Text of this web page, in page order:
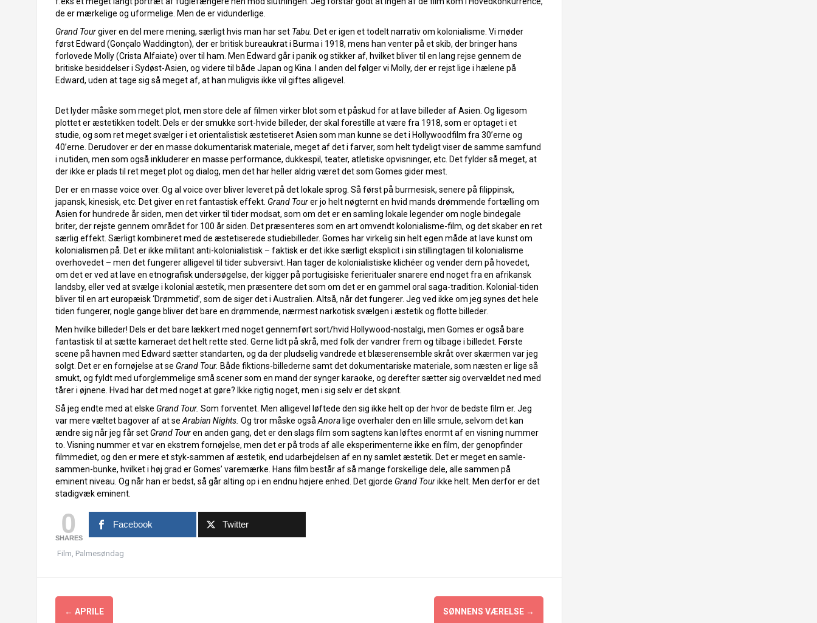
de er mærkelige og uformelige. Men de er vidunderlige.
Grand Tourgiver en del mere mening, særligt hvis man har set Tabu. Det er igen et todelt narrativ om kolonialisme. Vi møder
først Edward (Gonçalo Waddington), der er britisk bureaukrat i Burma i 1918, mens han venter på et skib, der bringer hans
forlovede Molly (Crista Alfaiate) over til ham. Men Edward går i panik og stikker af, hvilket bliver til en lang rejse gennem de
britiske besiddelser i Sydøst-Asien, og videre til både Japan og Kina. I anden del følger vi Molly, der er rejst lige i hælene på
Edward, uden at tage sig så meget af, at han muligvis ikke vil giftes alligevel.
Det lyder måske som meget plot, men store dele af filmen virker blot som et påskud for at lave billeder af Asien. Og ligesom
plottet er æstetikken todelt. Dels er der smukke sort-hvide billeder, der skal forestille at være fra 1918, som er optaget i et
studie, og som ret meget svælger i et orientalistisk æstetiseret Asien som man kunne se det i Hollywoodfilm fra 30’erne og
40’erne. Derudover er der en masse dokumentarisk materiale, meget af det i farver, som helt tydeligt viser de samme samfund
i nutiden, men som også inkluderer en masse performance, dukkespil, teater, atletiske opvisninger, etc. Det fylder så meget, at
der ikke er plads til ret meget plot og dialog, men det har heller aldrig været det som Gomes gider mest.
Der er en masse voice over. Og al voice over bliver leveret på det lokale sprog. Så først på burmesisk, senere på filippinsk,
japansk, kinesisk, etc. Det giver en ret fantastisk effekt. Grand Tourer jo helt nøgternt en hvid mands drømmende fortælling om
Asien for hundrede år siden, men det virker til tider modsat, som om det er en samling lokale legender om nogle bindegale
briter, der rejste gennem området for 100 år siden. Det præsenteres som en art omvendt kolonialisme-film, og det skaber en ret
særlig effekt. Særligt kombineret med de æstetiserede studiebilleder. Gomes har virkelig sin helt egen måde at lave kunst om
kolonialismen på. Det er ikke militant anti-kolonialistisk – faktisk er det ikke særligt eksplicit i sin stillingtagen til kolonialisme
overhovedet – men det fungerer alligevel til tider subversivt. Han tager de kolonialistiske klichéer og vender dem på hovedet,
om det er ved at lave en etnografisk undersøgelse, der kigger på portugisiske ferieritualer snarere end noget fra en afrikansk
landsby, eller ved at svælge i kolonial æstetik, men præsentere det som om det er en gammel oral saga-tradition. Kolonial-tiden
bliver til en art europæisk ‘Drømmetid’, som de siger det i Australien. Altså, når det fungerer. Jeg ved ikke om jeg synes det hele
tiden fungerer, nogle gange bliver det bare en drømmende, nærmest narkotisk svælgen i æstetik og flotte billeder.
Men hvilke billeder! Dels er det bare lækkert med noget gennemført sort/hvid Hollywood-nostalgi, men Gomes er også bare
fantastisk til at sætte kameraet det helt rette sted. Gerne lidt på skrå, med folk der vandrer frem og tilbage i billedet. Første
scene på havnen med Edward sætter standarten, og da der pludselig vandrede et blæserensemble skråt over skærmen var jeg
solgt. Det er en fornøjelse at se Grand Tour. Både fiktions-billederne samt det dokumentariske materiale, som næsten er lige så
smukt, og fyldt med uforglemmelige små scener som en mand der synger karaoke, og derefter sætter sig overvældet ned med
tårer i øjnene. Hvad har det med noget at gøre? Ikke rigtig noget, men i sig selv er det skønt.
Så jeg endte med at elske Grand Tour. Som forventet. Men alligevel løftede den sig ikke helt op der hvor de bedste film er. Jeg
var mere væltet bagover af at seArabian Nights. Og tror måske ogsåAnora lige overhaler den en lille smule, selvom det kan
ændre sig når jeg får set Grand Touren anden gang, det er den slags film som sagtens kan løftes enormt af en visning nummer
to. Visning nummer et var en ekstrem fornøjelse, men det er på trods af alle eksperimenterne ikke en film, der genopfinder
filmmediet, og den er mere et styk-sammen af æstetik, end udarbejdelsen af en ny samlet æstetik. Det er meget en samle-
sammen-bunke, hvilket i høj grad er Gomes’ varemærke. Hans film består af så mange forskellige dele, alle sammen på
eminent niveau. Og når han er bedst, så går alting op i en endnu højere enhed. Det gjorde Grand Tourikke helt. Men derfor er det
stadigvæk eminent.
0
SHARES
Facebook Twitter
Film, Palmesøndag
Indlægsnavigation
← APRILE SØNNENS VÆRELSE →